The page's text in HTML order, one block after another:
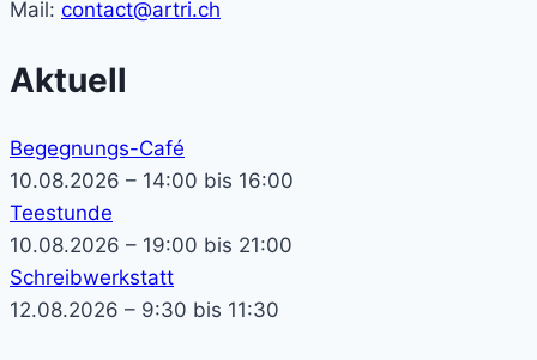
Mail: contact@artri.ch
Aktuell
Begegnungs-Café
10.08.2026 – 14:00 bis 16:00
Teestunde
10.08.2026 – 19:00 bis 21:00
Schreibwerkstatt
12.08.2026 – 9:30 bis 11:30